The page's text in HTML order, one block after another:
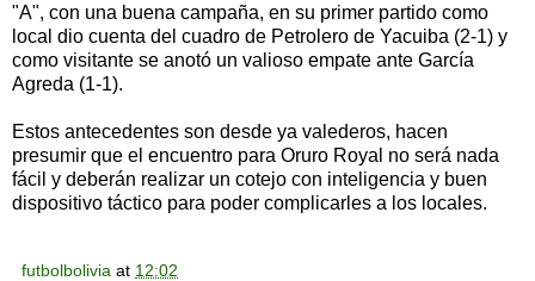
"A", con una buena campaña, en su primer partido como
local dio cuenta del cuadro de Petrolero de Yacuiba (2-1) y
como visitante se anotó un valioso empate ante García
Agreda (1-1).
Estos antecedentes son desde ya valederos, hacen
presumir que el encuentro para Oruro Royal no será nada
fácil y deberán realizar un cotejo con inteligencia y buen
dispositivo táctico para poder complicarles a los locales.
futbolbolivia at 12:02